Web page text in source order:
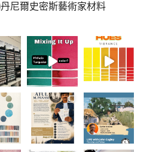
丹尼爾史密斯藝術家材料